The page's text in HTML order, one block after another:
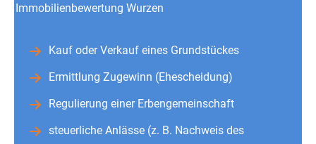
Immobilienbewertung Wurzen
Kauf oder Verkauf eines Grundstückes
Ermittlung Zugewinn (Ehescheidung)
Regulierung einer Erbengemeinschaft
steuerliche Anlässe (z. B. Nachweis des